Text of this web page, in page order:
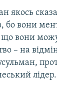
якось
бо вони
що вони
– на
лідер.